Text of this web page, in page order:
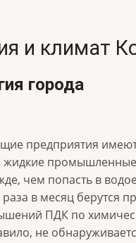
и климат
города
предприятия
жидкие промышленные
чем попасть в
раза в месяц берутся
ПДК по
не